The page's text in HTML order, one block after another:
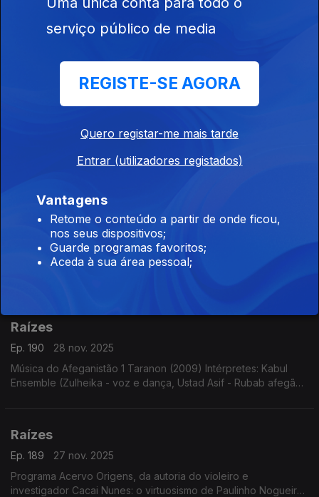
Raízes
03 dez. 2025
6.7.2025, Festival Rudolstadt
02 dez. 2025
Kader Tarhanine - 'Estrela em ascensão da música moderna
Tuaregue' (Sahara) Concerto Rudolstadt 6.7.2025 (AP)
Raízes
29 nov. 2025
Música do Afeganistão 2 Pure and True Rubab ( 2006)
Raízes
Ep. 190
28 nov. 2025
Música do Afeganistão 1 Taranon (2009) Intérpretes: Kabul
Ensemble (Zulheika - voz e dança, Ustad Asif - Rubab afegão,
Raízes
Ep. 189
27 nov. 2025
Programa Acervo Origens, da autoria do violeiro e
investigador Cacai Nunes: o virtuosismo de Paulinho Nogueira,
serviço público de media
REGISTE-SE AGORA
Quero registar-me mais tarde
Entrar (utilizadores registados)
Vantagens
Retome o conteúdo a partir de onde ficou,
nos seus dispositivos;
Guarde programas favoritos;
Aceda à sua área pessoal;